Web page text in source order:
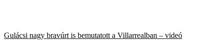
Gulácsi nagy bravúrt is bemutatott a Villarrealban – videó